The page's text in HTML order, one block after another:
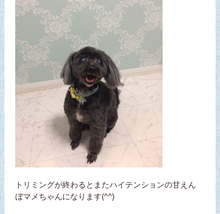
トリミングが終わるとまたハイテンションの甘えん
ぼマメちゃんになります(^^)